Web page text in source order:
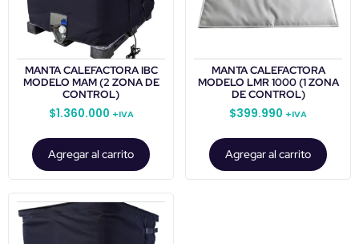
MANTA CALEFACTORA IBC
MODELO MAM (2 ZONA DE
CONTROL)
$1.360.000 +IVA
Agregar al carrito
MANTA CALEFACTORA
MODELO LMR 1000 (1 ZONA
DE CONTROL)
$399.990 +IVA
Agregar al carrito